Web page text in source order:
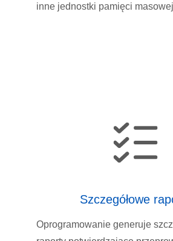
inne jednostki pamięci
Szczegółowe
Oprogramowanie generuje